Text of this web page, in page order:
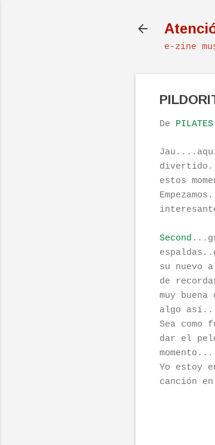
e-zine
De
estos
Second
su nuevo
de
muy
algo
Sea como
dar el
Yo estoy
canción